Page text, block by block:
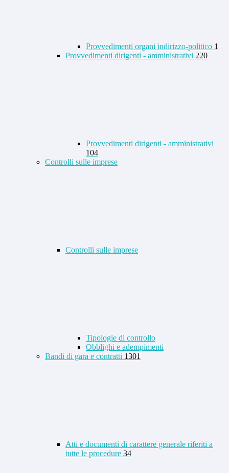
Provvedimenti organi indirizzo-politico 1
Provvedimenti dirigenti - amministrativi 220
Provvedimenti dirigenti - amministrativi
104
Controlli sulle imprese
Controlli sulle imprese
Tipologie di controllo
Obblighi e adempimenti
Bandi di gara e contratti 1301
Atti e documenti di carattere generale riferiti a
tutte le procedure 34